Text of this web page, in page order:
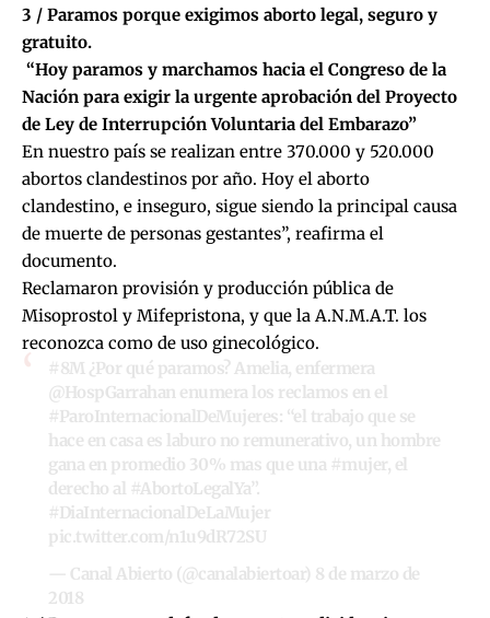
3 / Paramos porque exigimos aborto legal, seguro y
gratuito.
“Hoy paramos y marchamos hacia el Congreso de la
Nación para exigir la urgente aprobación del Proyecto
de Ley de Interrupción Voluntaria del Embarazo”
En nuestro país se realizan entre 370.000 y 520.000
abortos clandestinos por año. Hoy el aborto
clandestino, e inseguro, sigue siendo la principal causa
de muerte de personas gestantes”, reafirma el
documento.
Reclamaron provisión y producción pública de
Misoprostol y Mifepristona, y que la A.N.M.A.T. los
reconozca como de uso ginecológico.
#8M¿Por qué paramos? Amelia, enfermera
@HospGarrahan enumera los reclamos en el
#ParoInternacionalDeMujeres: “el trabajo que se
hace en casa es laburo no remunerativo, un hombre
gana en promedio 30% mas que una #mujer, el
derecho al #AbortoLegalYa”.
#DiaInternacionalDeLaMujer
pic.twitter.com/n1u9dR72SU
— Canal Abierto (@canalabiertoar) 8 de marzo de
2018